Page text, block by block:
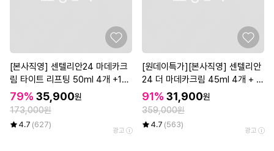
[본사직영] 센텔리안24 마데카크
림 타이트 리프팅 50ml 4개 +15
ml 1개
79% 35,900원
173,000원
4.7 (627)
광고
[원데이특가][본사직영] 센텔리안
24 더 마데카크림 45ml 4개 + 1
5ml 2개 + 1ml 10매 + 인텐스 리
프팅 아이크림 15ml
91% 31,900원
359,000원
4.7 (563)
광고